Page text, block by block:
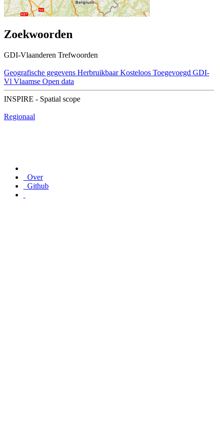
Zoekwoorden
GDI-Vlaanderen Trefwoorden
Geografische gegevens Herbruikbaar Kosteloos Toegevoegd GDI-
Vl Vlaamse Open data
INSPIRE - Spatial scope
Regionaal
Over
Github